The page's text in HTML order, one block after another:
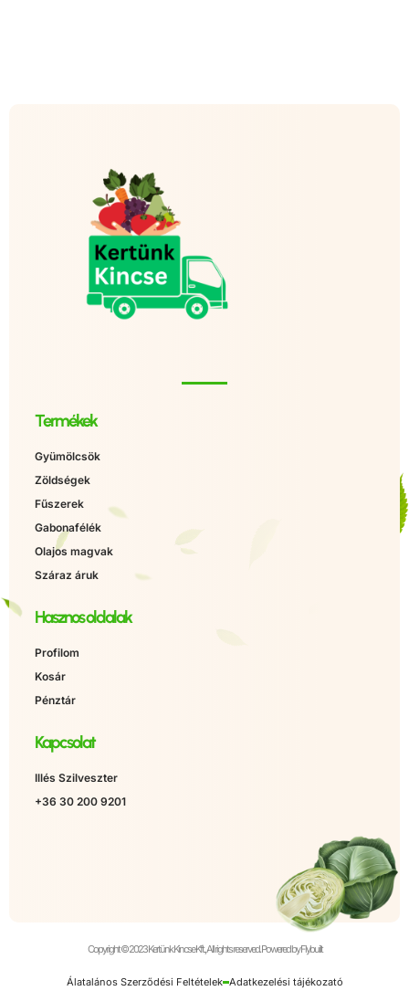
Termékek
Gyümölcsök
Zöldségek
Fűszerek
Gabonafélék
Olajos magvak
Száraz áruk
Hasznos oldalak
Profilom
Kosár
Pénztár
Kapcsolat
Illés Szilveszter
+36 30 200 9201
Copyright © 2023 Kertünk Kincse Kft., All rights reserved. Powered by Flybuilt
Álatalános Szerződési Feltételek Adatkezelési tájékozató